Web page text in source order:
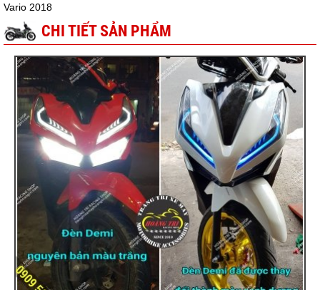
Vario 2018
CHI TIẾT SẢN PHẨM